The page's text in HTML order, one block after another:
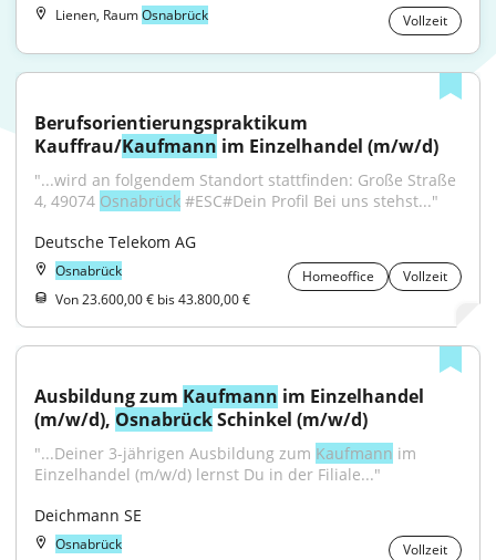
Lienen, RaumOsnabrück Vollzeit
Berufsorientierungspraktikum
Kauffrau/Kaufmann im Einzelhandel (m/w/d)
"...wird an folgendem Standort stattfinden: Große Straße
4, 49074 Osnabrück #ESC#Dein Profil Bei uns stehst..."
Deutsche Telekom AG
Osnabrück Homeoffice
Vollzeit
Von 23.600,00 € bis 43.800,00 €
Ausbildung zum Kaufmann im Einzelhandel
(m/w/d), Osnabrück Schinkel (m/w/d)
"...Deiner 3-jährigen Ausbildung zum Kaufmann im
Einzelhandel (m/w/d) lernst Du in der Filiale..."
Deichmann SE
Osnabrück
Vollzeit